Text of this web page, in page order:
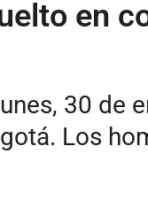
en
30 de
Los